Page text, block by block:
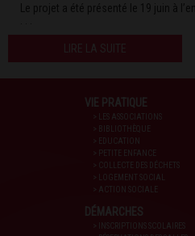
Le projet a été présenté le 19 juin à
LIRE LA SUITE
VIE PRATIQUE
> LES ASSOCIATIONS
> BIBLIOTHÈQUE
> EDUCATION
> PETITE ENFANCE
> LOGEMENT SOCIAL
> ACTION SOCIALE
DÉMARCHES
> INSCRIPTIONS SCOLAIRES